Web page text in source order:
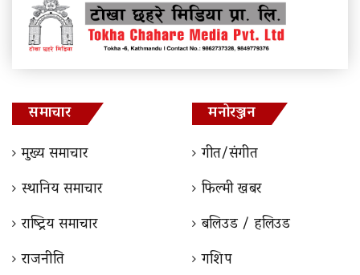
समाचार
मुख्य समाचार
स्थानिय समाचार
राष्ट्रिय समाचार
राजनीति
मनोरञ्जन
गीत/संगीत
फिल्मी खबर
बलिउड / हलिउड
गशिप